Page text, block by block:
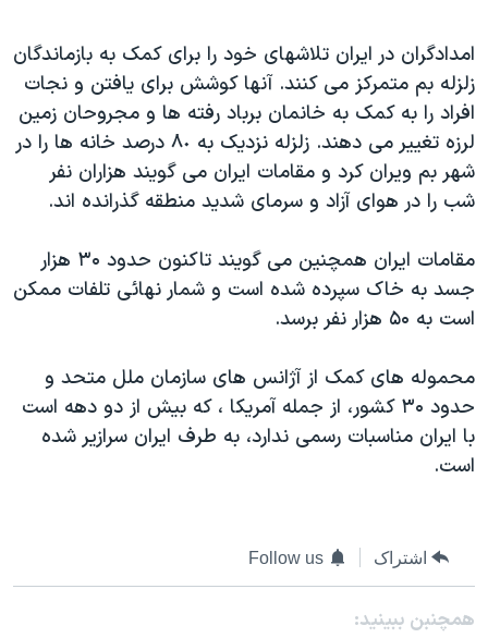
به
جستجو
گزیده‌ها
ویژه برنامه‌ها
ویدیوها
فرهنگ و زندگی
حقوق شهروندی
اقتصادی
علم و فناوری
اسرائیل در جنگ
گالری عکس
آرشیو پخش زنده
عملیات خشم حماسی
۲۵۰سالگی آمریکا
بایگانی برنامه‌های تلویزیونی
مستندها
انتخابات ریاست جمهوری آمریکا ۲۰۲۴
حمله جمهوری اسلامی به اسرائیل
رمز مهسا
ورزش زنان در ایران
اعتراضات زن، زندگی، آزادی
مجموعه مستندهای دادخواهی
تریبونال مردمی آبان ۹۸
قانون شفافیت دارائی کادر رهبری ایران
پخش رادیویی
یادگیری زبان انگلیسی
دنبال کنید
زبانهای مختلف
امدادگران در ايران تلاشهای خود را برای کمک به بازماندگان
زلزله بم متمرکز می کنند. آنها کوشش برای يافتن و نجات
افراد را به کمک به خانمان برباد رفته ها و مجروحان زمين
لرزه تغيير می دهند. زلزله نزديک به ٨٠ درصد خانه ها را در
شهر بم ويران کرد و مقامات ايران می گويند هزاران نفر
شب را در هوای آزاد و سرمای شديد منطقه گذرانده اند.
مقامات ايران همچنين می گويند تاکنون حدود ۳۰ هزار
جسد به خاک سپرده شده است و شمار نهائی تلفات ممکن
است به ۵۰ هزار نفر برسد.
محموله های کمک از آژانس های سازمان ملل متحد و
حدود ٣۰ کشور، از جمله آمريکا ، که بيش از دو دهه است
با ايران مناسبات رسمی ندارد، به طرف ايران سرازير شده
است.
اشتراک Follow us
همچنبن ببینید: